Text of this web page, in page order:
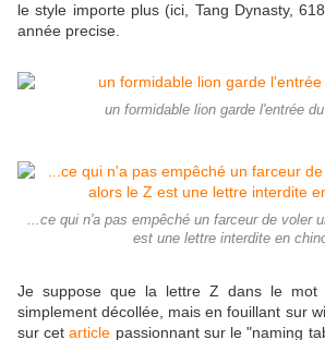
le style importe plus (ici, Tang Dynasty,
année precise.
un formidable lion garde l'entrée
...ce qui n'a pas empêché un farceur de voler
est une lettre interdite en
Je suppose que la lettre Z dans le mot
simplement décollée, mais en fouillant sur
sur cetarticle passionnant sur le "naming